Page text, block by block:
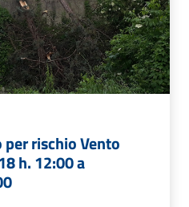
rischio Vento
h. 12:00 a